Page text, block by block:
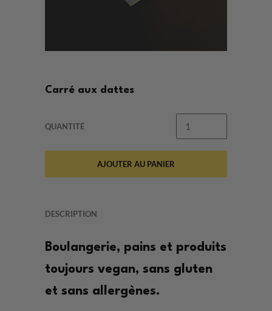
Carré aux dattes
QUANTITÉ
AJOUTER AU PANIER
DESCRIPTION
Boulangerie, pains et produits
toujours vegan, sans gluten
et sans allergènes.